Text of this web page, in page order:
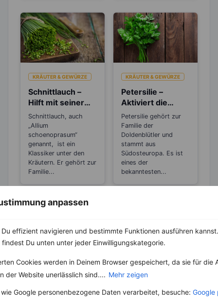
anpassen
effizient navigieren und bestimmte Funktionen ausführen
Du unten unter jeder Einwilligungskategorie.
Cookies werden in Deinem Browser gespeichert, da sie für die
der Website unerlässlich sind.... Mehr zeigen
Google personenbezogene Daten verarbeitet, besuche: Google
KRÄUTER & GEWÜRZE
Schnittlauch –
Hilft mit seiner
antibakteriellen
Wirkung bei
Husten und
Erkältungen
Schnittlauch, auch
„Allium
schoenoprasum“
genannt, ist ein
Klassiker unter den
Kräutern. Er gehört zur
Familie...
KRÄUTER & GEWÜRZE
Petersilie –
Aktiviert die
Entgiftungsarbeit
von Niere und
Blase
Petersilie gehört zur
Familie der
Doldenblütler und
stammt aus
Südosteuropa. Es ist
eines der
bekanntesten...
Weitere Vegane Rezepte
‹ ›
Kalorien:
Fett:
17 g